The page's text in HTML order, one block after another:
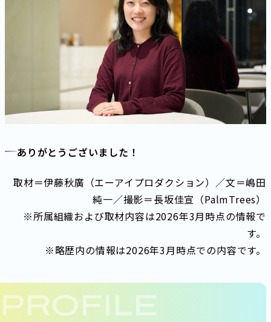
ありがとうございました！
取材＝伊藤秋廣（エーアイプロダクション）／文＝嶋田
純一／撮影＝長坂佳宣（PalmTrees）
※所属組織および取材内容は2026年3月時点の情報で
す。
※略歴内の情報は2026年3月時点での内容です。
PROFILE